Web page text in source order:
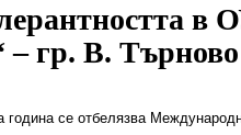
в
гр. В. Търново
година се отбелязва